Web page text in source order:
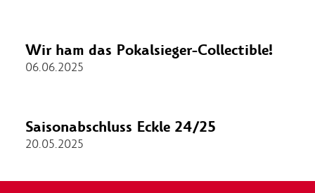
Wir ham das Pokalsieger-Collectible!
06.06.2025
Saisonabschluss Eckle 24/25
20.05.2025